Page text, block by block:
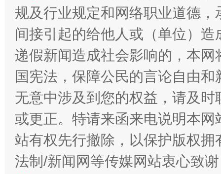
规及行业规定和网络职业道德
间接引起的给他人或（单位）
递假新闻造成社会影响的，本
国宪法，保障公民的言论自由
无意中涉及到您的权益，请及
或更正。特请来函来电说明本
站有权先行撤除，以保护版权
法制/新闻网等传媒网站衷心致